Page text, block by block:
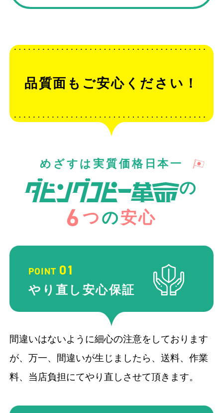
品質面もご安心ください！
めざすは実質価格日本一
の
6 つの安心
POINT 01
やり直し 安心保証
間違いはないように細心の注意をしております
が、万一、間違いが生じましたら、送料、作業
料、当店負担にてやり直しさせて頂きます。